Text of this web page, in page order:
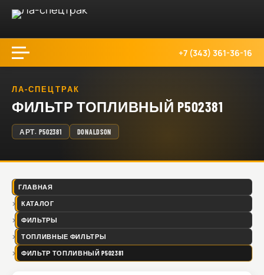
+7 (343) 361-36-16
ЛА-СПЕЦТРАК
ФИЛЬТР ТОПЛИВНЫЙ P502381
АРТ. P502381 DONALDSON
ГЛАВНАЯ
КАТАЛОГ
ФИЛЬТРЫ
ТОПЛИВНЫЕ ФИЛЬТРЫ
ФИЛЬТР ТОПЛИВНЫЙ P502381